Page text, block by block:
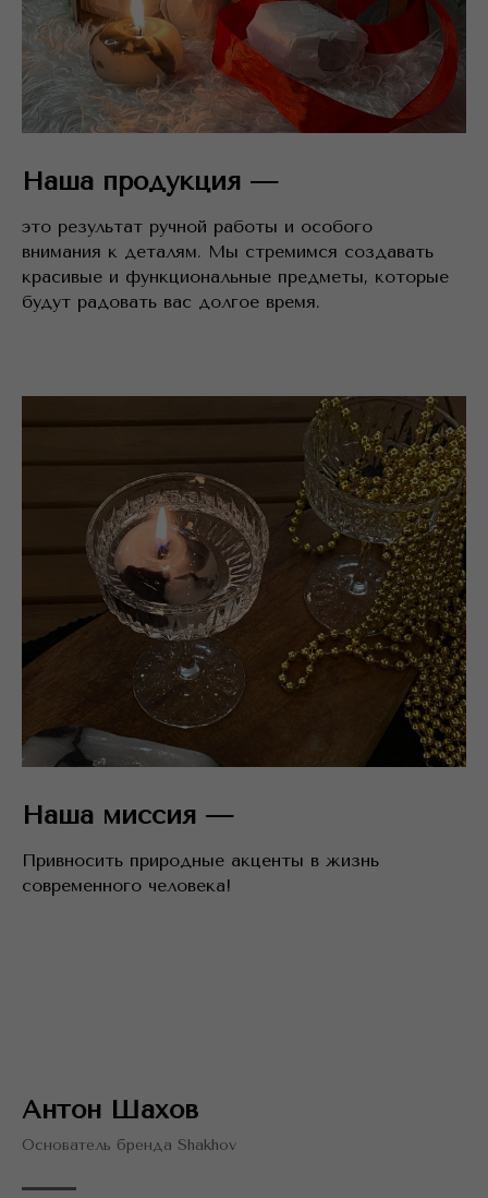
Наша продукция —
это результат ручной работы и особого
внимания к деталям. Мы стремимся создавать
красивые и функциональные предметы, которые
будут радовать вас долгое время.
Наша миссия —
Привносить природные акценты в жизнь
современного человека!
Антон Шахов
Основатель бренда Shakhov